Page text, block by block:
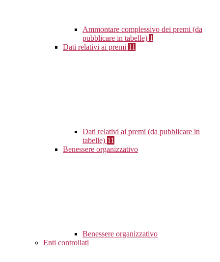
Ammontare complessivo dei premi (da
pubblicare in tabelle) 1
Dati relativi ai premi 11
Dati relativi ai premi (da pubblicare in
tabelle) 11
Benessere organizzativo
Benessere organizzativo
Enti controllati